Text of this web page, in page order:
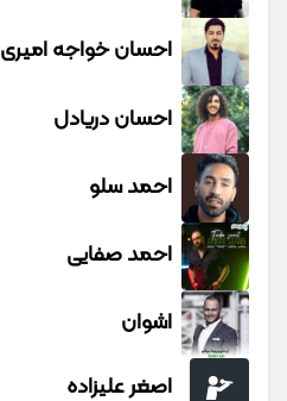
احسان خواجه امیری
احسان دریادل
احمد سلو
احمد صفایی
اشوان
اصغر علیزاده